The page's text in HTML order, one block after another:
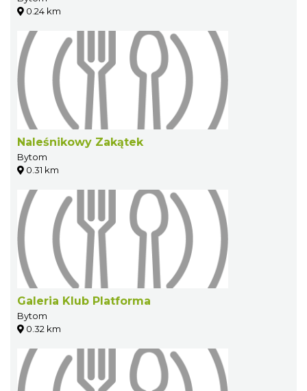
0.24 km
Naleśnikowy Zakątek
Bytom
0.31 km
Galeria Klub Platforma
Bytom
0.32 km